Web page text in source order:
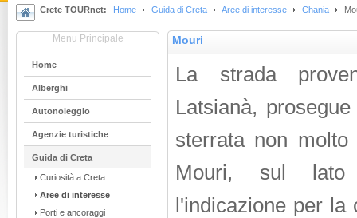
Crete TOURnet: Home Guida di Creta Aree di interesse Chania
Menu Principale
Home
Alberghi
Αutonoleggio
Agenzie turistiche
Guida di Creta
Curiosità a Creta
Aree di interesse
Porti e ancoraggi
Mouri
La strada
Latsianà,
sterrata non molto
Mouri, sul lato
l'indicazione per